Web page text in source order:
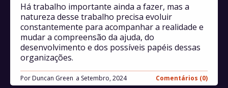
Por Duncan Green Setembro, 2024 Comentários (0)
Há trabalho importante ainda a fazer, mas a
natureza desse trabalho precisa evoluir
constantemente para acompanhar a realidade e
mudar a compreensão da ajuda, do
desenvolvimento e dos possíveis papéis dessas
organizações.